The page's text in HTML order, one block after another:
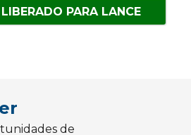
LIBERADO PARA LANCE
de